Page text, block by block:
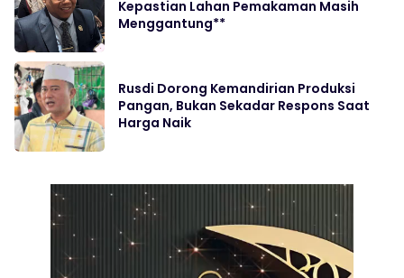
Kepastian Lahan Pemakaman Masih
Menggantung**
Rusdi Dorong Kemandirian Produksi
Pangan, Bukan Sekadar Respons Saat
Harga Naik